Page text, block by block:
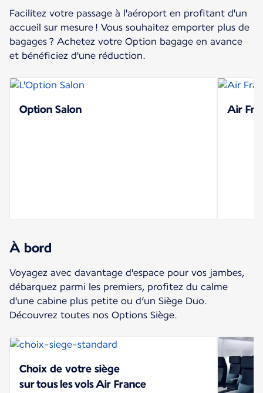
Facilitez votre passage à l'aéroport en profitant d'un
accueil sur mesure ! Vous souhaitez emporter plus de
bagages ? Achetez votre Option bagage en avance
et bénéficiez d'une réduction.
Option Salon Air
À bord
Voyagez avec davantage d'espace pour vos jambes,
débarquez parmi les premiers, profitez du calme
d'une cabine plus petite ou d’un Siège Duo.
Découvrez toutes nos Options Siège.
Choix de votre siège
sur tous les vols Air France